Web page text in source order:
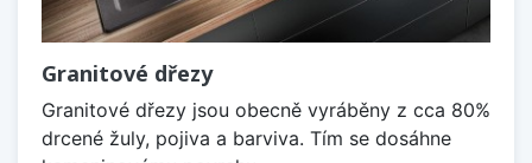
Granitové dřezy
Granitové dřezy jsou obecně vyráběny z cca 80%
drcené žuly, pojiva a barviva. Tím se dosáhne